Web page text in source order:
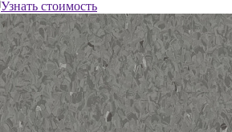
Узнать стоимость